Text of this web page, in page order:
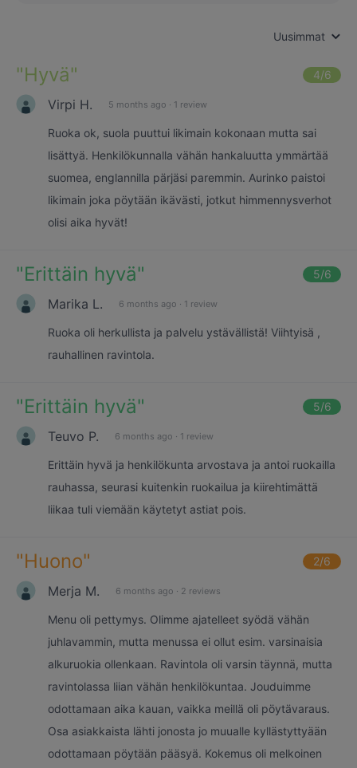
Uusimmat
"Hyvä" 4/6
Virpi H. 5 months ago · 1 review
Ruoka ok, suola puuttui likimain kokonaan mutta sai
lisättyä. Henkilökunnalla vähän hankaluutta ymmärtää
suomea, englannilla pärjäsi paremmin. Aurinko paistoi
likimain joka pöytään ikävästi, jotkut himmennysverhot
olisi aika hyvät!
"Erittäin hyvä" 5/6
Marika L. 6 months ago · 1 review
Ruoka oli herkullista ja palvelu ystävällistä! Viihtyisä ,
rauhallinen ravintola.
"Erittäin hyvä" 5/6
Teuvo P. 6 months ago · 1 review
Erittäin hyvä ja henkilökunta arvostava ja antoi ruokailla
rauhassa, seurasi kuitenkin ruokailua ja kiirehtimättä
liikaa tuli viemään käytetyt astiat pois.
"Huono" 2/6
Merja M. 6 months ago · 2 reviews
Menu oli pettymys. Olimme ajatelleet syödä vähän
juhlavammin, mutta menussa ei ollut esim. varsinaisia
alkuruokia ollenkaan. Ravintola oli varsin täynnä, mutta
ravintolassa liian vähän henkilökuntaa. Jouduimme
odottamaan aika kauan, vaikka meillä oli pöytävaraus.
Osa asiakkaista lähti jonosta jo muualle kyllästyttyään
odottamaan pöytään pääsyä. Kokemus oli melkoinen